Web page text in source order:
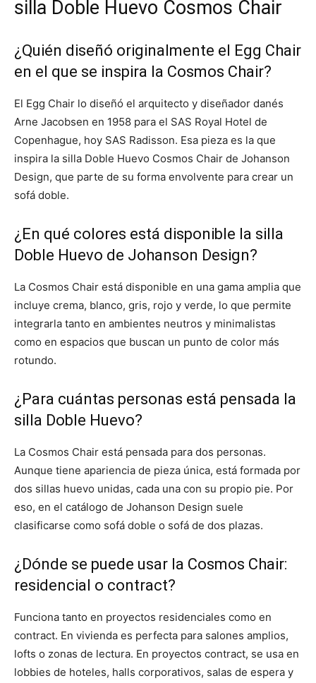
silla Doble Huevo Cosmos Chair
¿Quién diseñó originalmente el Egg Chair
en el que se inspira la Cosmos Chair?
El Egg Chair lo diseñó el arquitecto y diseñador danés
Arne Jacobsen en 1958 para el SAS Royal Hotel de
Copenhague, hoy SAS Radisson. Esa pieza es la que
inspira la silla Doble Huevo Cosmos Chair de Johanson
Design, que parte de su forma envolvente para crear un
sofá doble.
¿En qué colores está disponible la silla
Doble Huevo de Johanson Design?
La Cosmos Chair está disponible en una gama amplia que
incluye crema, blanco, gris, rojo y verde, lo que permite
integrarla tanto en ambientes neutros y minimalistas
como en espacios que buscan un punto de color más
rotundo.
¿Para cuántas personas está pensada la
silla Doble Huevo?
La Cosmos Chair está pensada para dos personas.
Aunque tiene apariencia de pieza única, está formada por
dos sillas huevo unidas, cada una con su propio pie. Por
eso, en el catálogo de Johanson Design suele
clasificarse como sofá doble o sofá de dos plazas.
¿Dónde se puede usar la Cosmos Chair:
residencial o contract?
Funciona tanto en proyectos residenciales como en
contract. En vivienda es perfecta para salones amplios,
lofts o zonas de lectura. En proyectos contract, se usa en
lobbies de hoteles, halls corporativos, salas de espera y